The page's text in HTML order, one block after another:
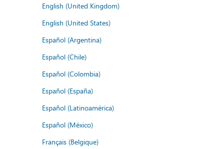
English (United Kingdom)
English (United States)
Español (Argentina)
Español (Chile)
Español (Colombia)
Español (España)
Español (Latinoamérica)
Español (México)
Français (Belgique)